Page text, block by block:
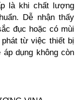
là khi chất lượng
Dễ nhận thấy
đục hoặc có mùi
từ việc thiết bị
dụng không còn